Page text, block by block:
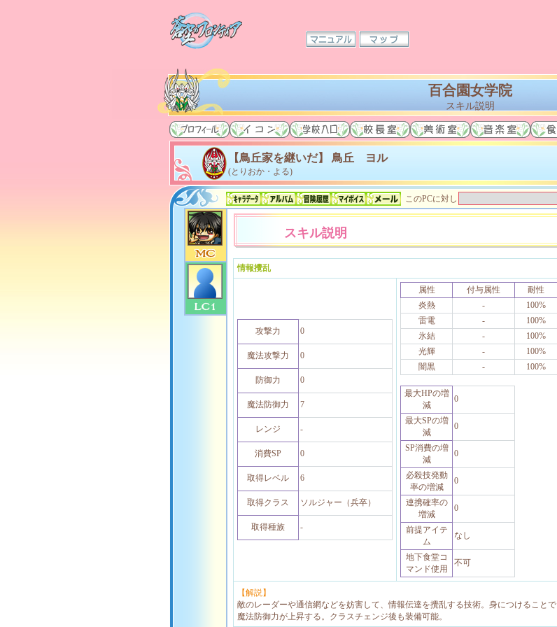
百合園女学院
スキル説明
【鳥丘家を継いだ】 鳥丘 ヨル
(とりおか・よる)
このPCに対し
スキル説明
情報攪乱
攻撃力 0
魔法攻撃力 0
防御力 0
魔法防御力 7
レンジ -
消費SP 0
取得レベル 6
取得クラス ソルジャー（兵卒）
取得種族 -
属性 付与属性
耐性
炎熱
-
100%
雷電
-
100%
氷結
-
100%
光輝
-
100%
闇黒
- 100%
最大HPの増
減
0
最大SPの増
減
0
SP消費の増
減
0
必殺技発動
率の増減
0
連携確率の
増減
0
前提アイテ
ム
なし
地下食堂コ
マンド使用
不可
【解説】
敵のレーダーや通信網などを妨害して、情報伝達を攪乱する技術。身につけることで
魔法防御力が上昇する。クラスチェンジ後も装備可能。